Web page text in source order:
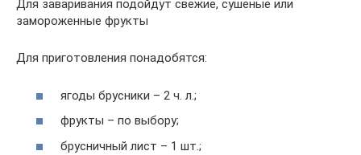
Для заваривания подойдут свежие, сушеные или
замороженные фрукты
Для приготовления понадобятся:
ягоды брусники – 2 ч. л.;
фрукты – по выбору;
брусничный лист – 1 шт.;